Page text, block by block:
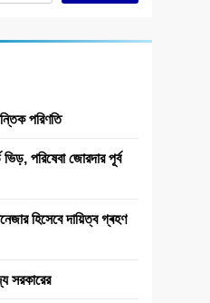
পরিণতি
পরিষেবা জোরদার পূর্ব
হিসেবে দায়িত্ব গ্ৰহণ
সরকারের